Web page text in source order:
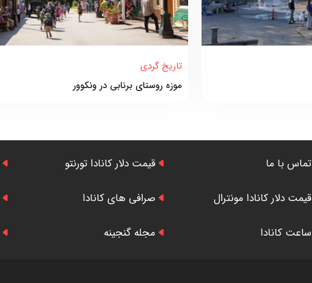
تاریخ گردی
موزه روستای برنابی در ونکوور
تماس با ما قیمت دلار کانادا تورنتو
قیمت دلار کانادا مونترال صرافی های کانادا
ساعت کانادا مجله گنجینه